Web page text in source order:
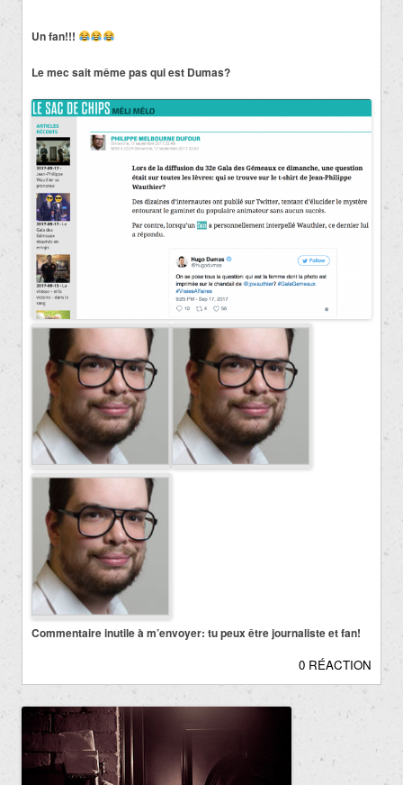
Un fan!!!
Le mec sait même pas qui est Dumas?
Commentaire inutile à m’envoyer: tu peux être journaliste et fan!
0 RÉACTION